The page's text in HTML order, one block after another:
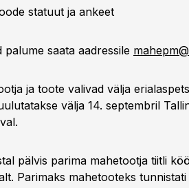
statuut ja ankeet
palume saata aadressile
ja toote valivad välja
välja 14. septembril
pälvis parima mahetootja tiitli
Parimaks mahetooteks